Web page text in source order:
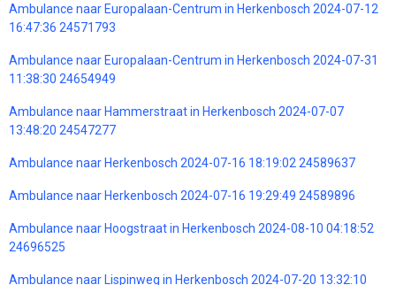
Ambulance naar Europalaan-Centrum in Herkenbosch 2024-07-12
16:47:36 24571793
Ambulance naar Europalaan-Centrum in Herkenbosch 2024-07-31
11:38:30 24654949
Ambulance naar Hammerstraat in Herkenbosch 2024-07-07
13:48:20 24547277
Ambulance naar Herkenbosch 2024-07-16 18:19:02 24589637
Ambulance naar Herkenbosch 2024-07-16 19:29:49 24589896
Ambulance naar Hoogstraat in Herkenbosch 2024-08-10 04:18:52
24696525
Ambulance naar Lispinweg in Herkenbosch 2024-07-20 13:32:10